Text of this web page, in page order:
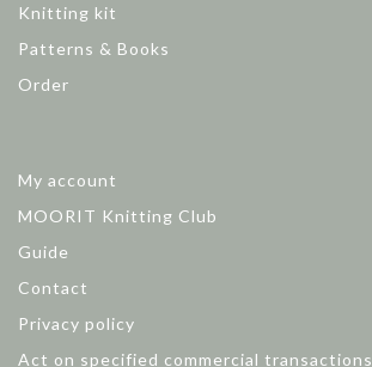
Knitting kit
Patterns & Books
Order
My account
MOORIT Knitting Club
Guide
Contact
Privacy policy
Act on specified commercial transactions